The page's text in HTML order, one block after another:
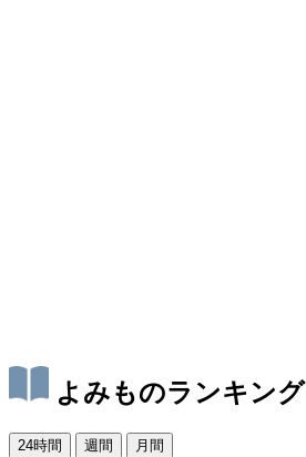
よみものランキング
24時間 週間 月間